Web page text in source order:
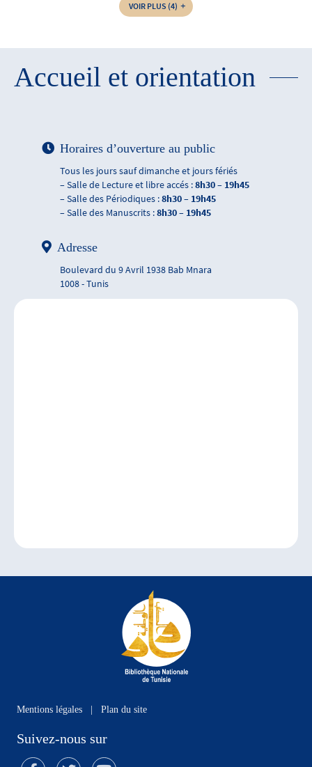
VOIR PLUS (4)
Accueil et orientation
Horaires d’ouverture au public
Tous les jours sauf dimanche et jours fériés
– Salle de Lecture et libre accés :8h30 – 19h45
– Salle des Périodiques :8h30 – 19h45
– Salle des Manuscrits :8h30 – 19h45
Adresse
Boulevard du 9 Avril 1938 Bab Mnara
1008 - Tunis
Mentions légales Plan du site
Suivez-nous sur